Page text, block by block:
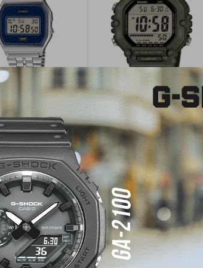
- 2DR
200,00
Reloj Casio Digital para Hombre
AE-1600HX-3AVDF
USD 120,00